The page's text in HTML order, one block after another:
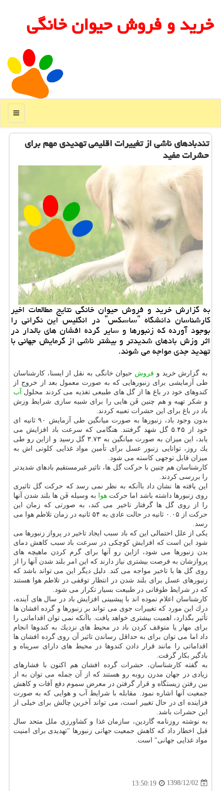
خرید و فروش حیوان خانگی
منو
تندبادهای ناشی از تغییرات اقلیمی تهدیدی مهم برای
حشرات مفید
به گزارش خرید و فروش حیوان خانگی نتایج مطالعات اخیر
كارشناسان دانشگاه ˮساسكسˮ در انگلیس این نگرانی را
بوجود آورده كه زنبورها و سایر گرده افشان های بالدار در
اثر وزش بادهای شدیدتر و بیشتر ناشی از گرمایش جهانی با
تهدید جدی مواجه می شوند.
به گزارش خرید و فروش حیوان خانگی به نقل از ایسنا، كارشناسان
طی آزمایشی برای زنبورهایی كه به صورت معمول بعد از خروج از
كندوهای خود در باغ ها از گل های طبیعی تغذیه می كردند محلول آب
و شكر تهیه و هم چنین فَن هایی را برای شبیه سازی شرایط وزش
باد در باغ برای این حشرات تعبیه كردند.
بدون وجود باد، زنبورها به صورت میانگین طی آزمایش ۹۰ ثانیه ای
خود از ۵.۴۵ گل شهد گرفتند. هنگامی كه سرعت باد افزایش می
یابد، این میزان به صورت میانگین به ۳.۷۳ گل رسید و ازاین رو طی
یك روز، توانایی زنبور عسل برای تأمین مواد غذایی كلونی اش به
میزان قابل توجهی كاسته می شود.
كارشناسان هم چنین با حركت گل ها، تاثیر غیرمستقیم بادهای شدیدتر
را بررسی كردند.
این یافته ها نشان داد باآنكه به نظر نمی رسد كه حركت گل تاثیری
روی زنبورها داشته باشد اما حركت هوا به وسیله فَن ها بلند شدن آنها
را از روی گل ها گرفتار تاخیر می كند، به صورتی كه زمان این
حركت از ۰.۰۵ ثانیه در حالت عادی به ۵۴ ثانیه در زمان تلاطم هوا می
رسد.
یكی از علل احتمالی این كه باد سبب ایجاد تاخیر در پرواز زنبورها می
شود این است كه افزایش كوچكی در سرعت باد سبب كاهش دمای
بدن زنبورها می شود، ازاین رو آنها برای گرم كردن ماهیچه های
پروازشان به فرصت بیشتری نیاز دارند كه این امر بلند شدن آنها را از
روی گل ها با تاخیر مواجه می كند. دلیل دیگر این می تواند باشد كه
زنبورهای عسل برای بلند شدن در انتظار توقفی در تلاطم هوا هستند
كه در شرایط طوفانی در طبیعت بسیار تكرار می شود.
كارشناسان اعلام نموده اند با پیشبینی افزایش باد در سال های آینده،
درك این مورد كه تغییرات جوی می تواند بر زنبورها و گرده افشان ها
تأثیر بگذارد، اهمیت بیشتری خواهد یافت. باآنكه نمی توان اقداماتی را
برای مهار یا متوقف كردن باد در محیط های نزدیك به كندوها انجام
داد اما می توان برای به حداقل رساندن تاثیر آن روی گرده افشان ها
اقداماتی را مانند قرار دادن كندوها در محیط های دارای سرپناه و
بادگیر بكار گرفت.
به گفته كارشناسان، حشرات گرده افشان هم اكنون با فشارهای
زیادی در جهان مدرن روبه رو هستند كه از آن جمله می توان به از
بین رفتن زیستگاه و قرار گرفتن در معرض سموم دفع آفات و كاهش
جمعیت آنها اشاره نمود. مقابله با شرایط آب و هوایی كه به صورت
فزاینده ای در حال تغییر است، می تواند آخرین چالش برای خیلی از
این حشرات باشد.
به نوشته روزنامه گاردین، سازمان غذا و كشاورزی ملل متحد سال
قبل اخطار داد كه كاهش جمعیت جهانی زنبورها "تهدیدی برای امنیت
مواد غذایی جهانی" است.
1398/12/02
13:50:19